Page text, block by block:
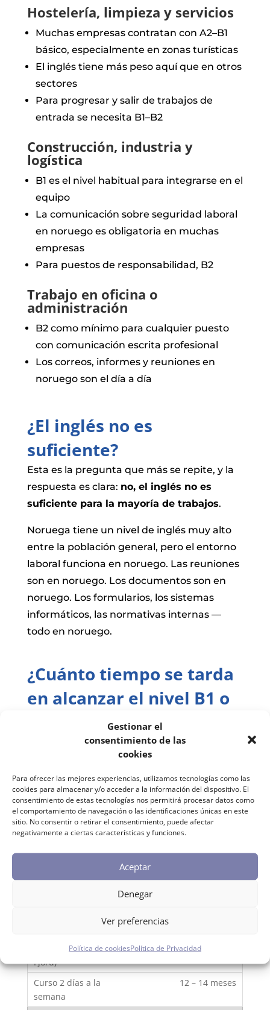
Gestionar el
consentimiento de las
cookies
Para ofrecer las mejores experiencias, utilizamos tecnologías como las
cookies para almacenar y/o acceder a la información del dispositivo. El
consentimiento de estas tecnologías nos permitirá procesar datos como
el comportamiento de navegación o las identificaciones únicas en este
sitio. No consentir o retirar el consentimiento, puede afectar
negativamente a ciertas características y funciones.
Aceptar
Denegar
Ver preferencias
Política de cookiesPolítica de Privacidad
Hostelería, limpieza y servicios
Muchas empresas contratan con A2–B1
básico, especialmente en zonas turísticas
El inglés tiene más peso aquí que en otros
sectores
Para progresar y salir de trabajos de
entrada se necesita B1–B2
Construcción, industria y
logística
B1 es el nivel habitual para integrarse en el
equipo
La comunicación sobre seguridad laboral
en noruego es obligatoria en muchas
empresas
Para puestos de responsabilidad, B2
Trabajo en oficina o
administración
B2 como mínimo para cualquier puesto
con comunicación escrita profesional
Los correos, informes y reuniones en
noruego son el día a día
¿El inglés no es
suficiente?
Esta es la pregunta que más se repite, y la
respuesta es clara: no, el inglés no es
suficiente para la mayoría de trabajos.
Noruega tiene un nivel de inglés muy alto
entre la población general, pero el entorno
laboral funciona en noruego. Las reuniones
son en noruego. Los documentos son en
noruego. Los formularios, los sistemas
informáticos, las normativas internas —
todo en noruego.
¿Cuánto tiempo se tarda
en alcanzar el nivel B1 o
La respuesta depende principalmente de
una cosa: la intensidad con la que estudies.
No es lo mismo un curso intensivo diario
que una clase dos días a la semana. La
diferencia en tiempo es enorme.
5 – 6 meses
12 – 14 meses